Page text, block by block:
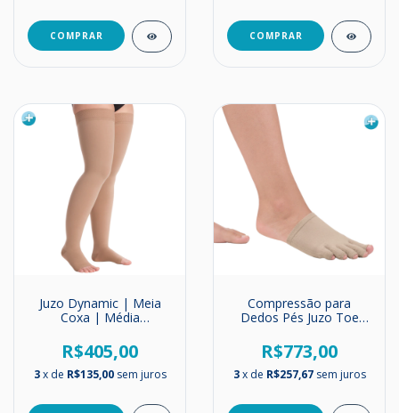
COMPRAR COMPRAR
Juzo Dynamic | Meia
Coxa | Média
30mmHg
R$405,00
3 x de R$135,00 sem juros
Compressão para
Dedos Pés Juzo Toe
Compressão | 20-30
mmHg
R$773,00
3 x de R$257,67 sem juros